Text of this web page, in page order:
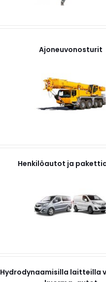
Ajoneuvonosturit
Henkilöautot ja
Hydrodynaamisilla laitteilla